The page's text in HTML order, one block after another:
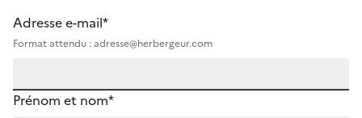
Adresse e-mail*
Format attendu : adresse@herbergeur.com
Prénom et nom*